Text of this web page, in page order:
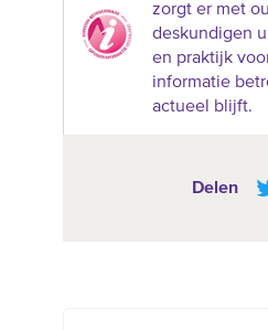
zorgt er met
deskundigen
en praktijk
informatie
actueel blijft.
Delen